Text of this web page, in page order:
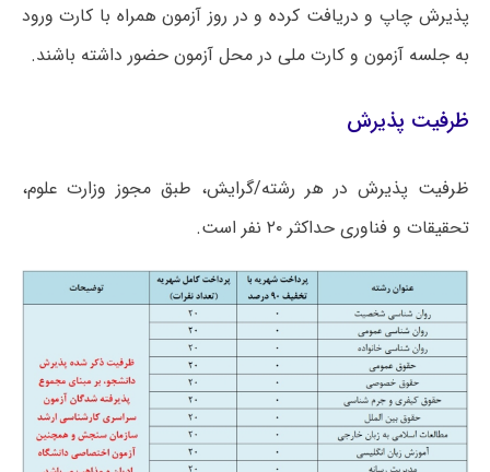
پذیرش چاپ و دریافت کرده و در روز آزمون همراه با کارت ورود
به جلسه آزمون و کارت ملی در محل آزمون حضور داشته باشند.
ظرفیت پذیرش
ظرفیت پذیرش در هر رشته/گرایش، طبق مجوز وزارت علوم،
تحقیقات و فناوری حداکثر ۲۰ نفر است.